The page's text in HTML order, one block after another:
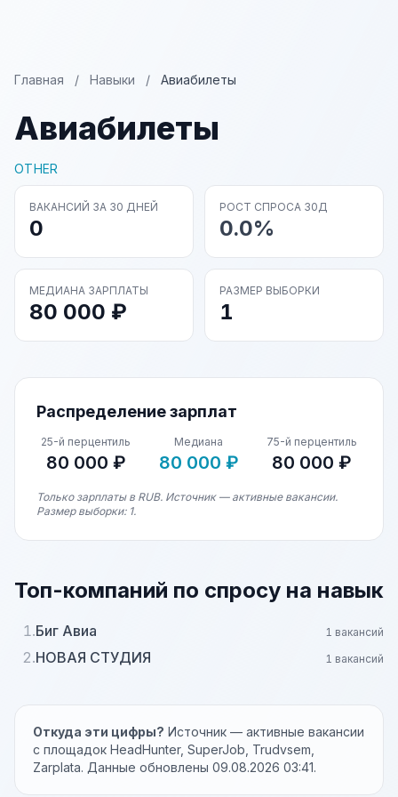
Главная / Навыки / Авиабилеты
Авиабилеты
OTHER
ВАКАНСИЙ ЗА 30 ДНЕЙ
0
РОСТ СПРОСА 30Д
0.0%
МЕДИАНА ЗАРПЛАТЫ
80 000 ₽
РАЗМЕР ВЫБОРКИ
1
Распределение зарплат
25-й перцентиль
80 000 ₽
Медиана
80 000 ₽
75-й перцентиль
80 000 ₽
Только зарплаты в RUB. Источник — активные вакансии.
Размер выборки: 1.
Топ-компаний по спросу на навык
1.Биг Авиа 1 вакансий
2.НОВАЯ СТУДИЯ 1 вакансий
Откуда эти цифры? Источник — активные вакансии
с площадок HeadHunter, SuperJob, Trudvsem,
Zarplata. Данные обновлены 09.08.2026 03:41.